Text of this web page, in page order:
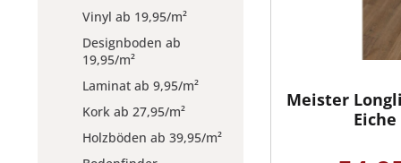
Vinyl ab 19,95/m²
Designboden ab
19,95/m²
Laminat ab 9,95/m²
Kork ab 27,95/m²
Holzböden ab 39,95/m²
Meister